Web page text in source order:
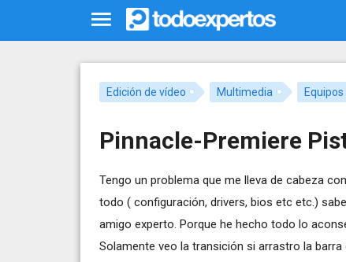
Edición de vídeo Multimedia
Pinnacle-Premiere
Tengo un problema que me lleva de cabeza
todo ( configuración, drivers, bios etc etc.)
amigo experto. Porque he hecho todo lo
Solamente veo la transición si arrastro la